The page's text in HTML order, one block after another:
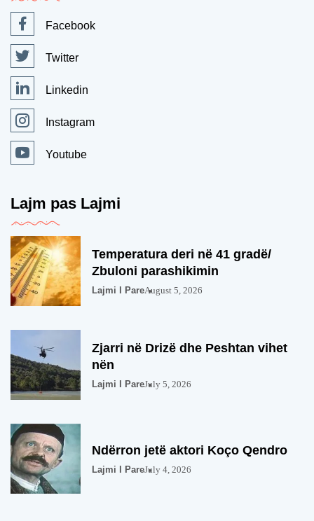
Facebook
Twitter
Linkedin
Instagram
Youtube
Lajm pas Lajmi
Temperatura deri në 41 gradë/
Zbuloni parashikimin
Lajmi I PareAugust 5, 2026
Zjarri në Drizë dhe Peshtan vihet
nën
Lajmi I PareJuly 5, 2026
Ndërron jetë aktori Koço Qendro
Lajmi I PareJuly 4, 2026